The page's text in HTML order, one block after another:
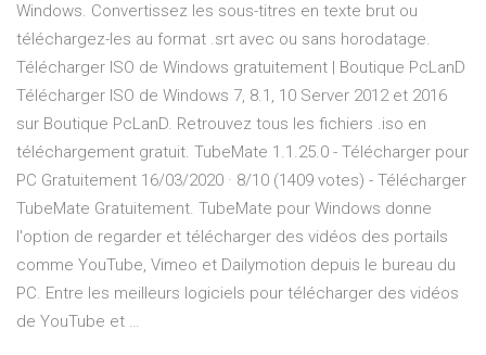
Windows. Convertissez les sous-titres en texte brut ou
téléchargez-les au format .srt avec ou sans horodatage.
Télécharger ISO de Windows gratuitement | Boutique PcLanD
Télécharger ISO de Windows 7, 8.1, 10 Server 2012 et 2016
sur Boutique PcLanD. Retrouvez tous les fichiers .iso en
téléchargement gratuit. TubeMate 1.1.25.0 - Télécharger pour
PC Gratuitement 16/03/2020 · 8/10 (1409 votes) - Télécharger
TubeMate Gratuitement. TubeMate pour Windows donne
l'option de regarder et télécharger des vidéos des portails
comme YouTube, Vimeo et Dailymotion depuis le bureau du
PC. Entre les meilleurs logiciels pour télécharger des vidéos
de YouTube et …